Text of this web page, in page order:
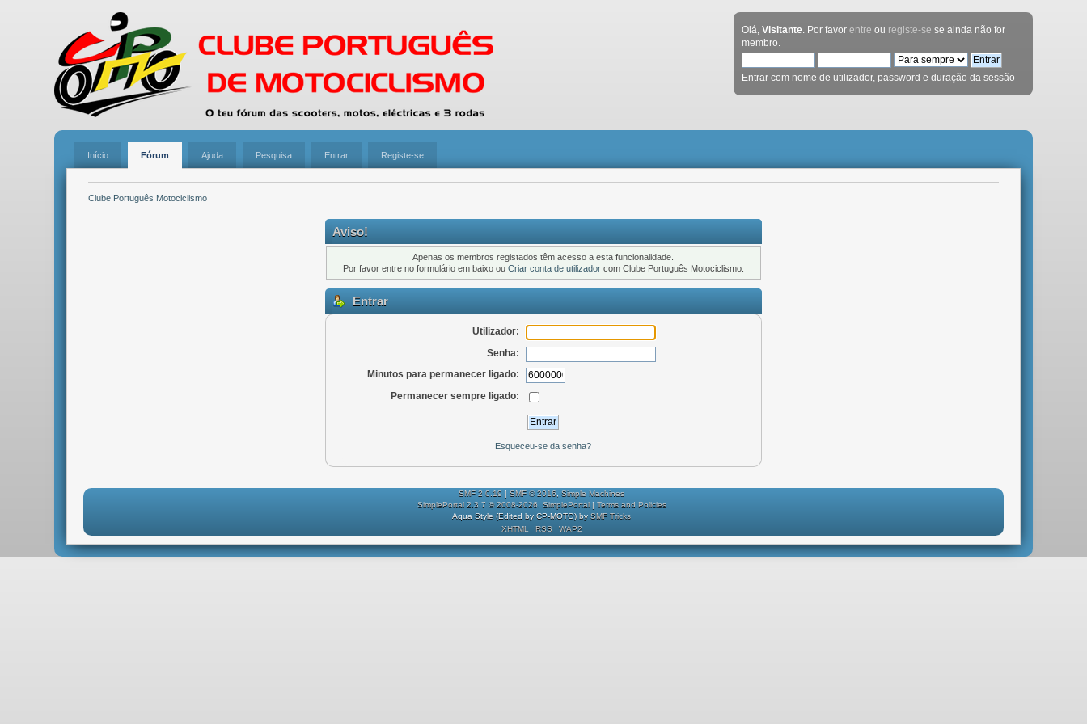
Olá, Visitante. Por favor entre ou registe-se se ainda não for
membro.
Entrar com nome de utilizador, password e duração da sessão
Início Fórum Ajuda Pesquisa Entrar Registe-se
Clube Português Motociclismo
Aviso!
Apenas os membros registados têm acesso a esta funcionalidade.
Por favor entre no formulário em baixo ou Criar conta de utilizadorcom Clube Português Motociclismo.
Entrar
Utilizador:
Senha:
Minutos para permanecer ligado:
Permanecer sempre ligado:
Esqueceu-se da senha?
SMF 2.0.19 | SMF © 2016, Simple Machines
SimplePortal 2.3.7 © 2008-2026, SimplePortal| Terms and Policies
Aqua Style (Edited by CP-MOTO) by SMF Tricks
XHTML
RSS WAP2